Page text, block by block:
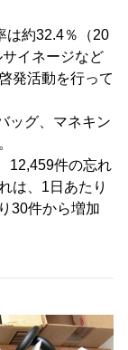
は約32.4％（20
イネージなど
発活動を行って
ッグ、マネキン
12,459件の忘れ
は、1日あたり
30件から増加